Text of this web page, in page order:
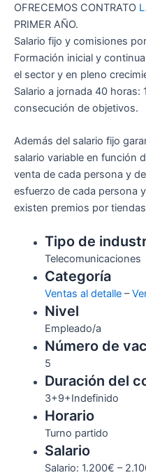
OFRECEMOS CONTRATO
PRIMER AÑO.
Salario fijo y comisiones
Formación inicial y
el sector y en pleno
Salario a jornada 40
consecución de objetivos.
Además del salario fijo
salario variable en función
venta de cada persona y
esfuerzo de cada persona
existen premios por
Tipo de
Telecomunicaciones
Categoría
Ventas al detalle–
Nivel
Empleado/a
Número de
5
Duración del
3+9+Indefinido
Horario
Turno partido
Salario
Salario: 1.200€ –